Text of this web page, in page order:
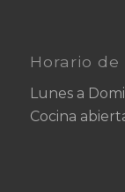
Horario
Lunes a
Cocina